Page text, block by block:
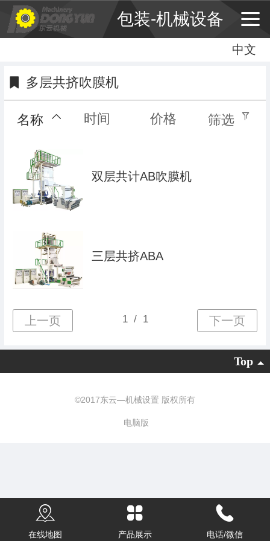
包装-机械设备
中文
中文
繁体
多层共挤吹膜机
名称 时间 价格 筛选
双层共计AB吹膜机
三层共挤ABA
Top
©2017东云—机械设置 版权所有
电脑版
在线地图 产品展示 电话/微信